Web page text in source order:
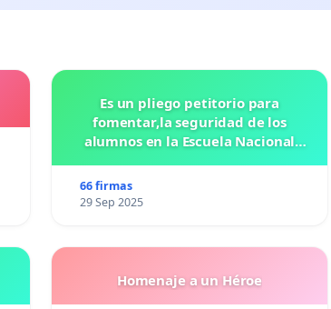
Es un pliego petitorio para
fomentar,la seguridad de los
alumnos en la Escuela Nacional
66 firmas
29 Sep 2025
Homenaje a un Héroe